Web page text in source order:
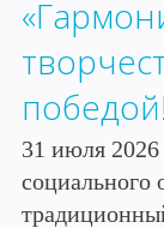
31 июля 2026
социального